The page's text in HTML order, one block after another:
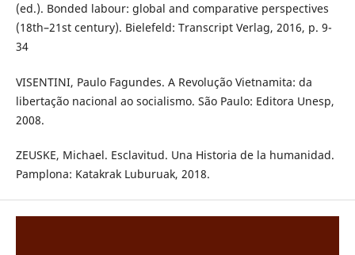
(ed.). Bonded labour: global and comparative perspectives
(18th–21st century). Bielefeld: Transcript Verlag, 2016, p. 9-
34
VISENTINI, Paulo Fagundes. A Revolução Vietnamita: da
libertação nacional ao socialismo. São Paulo: Editora Unesp,
2008.
ZEUSKE, Michael. Esclavitud. Una Historia de la humanidad.
Pamplona: Katakrak Luburuak, 2018.